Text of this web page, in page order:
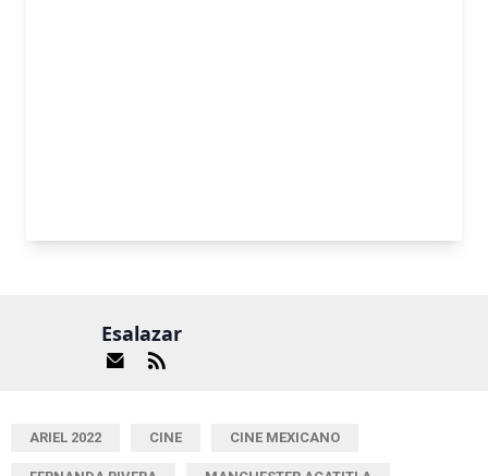
Esalazar
ARIEL 2022 CINE CINE MEXICANO